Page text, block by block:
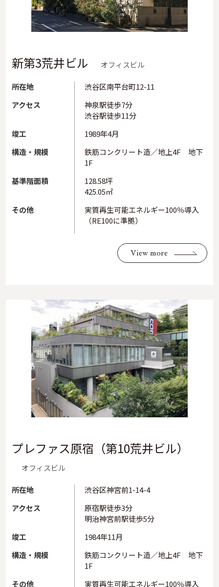
新第3荒井ビル オフィスビル
所在地
渋谷区南平台町12-11
アクセス
神泉駅徒歩7分
渋谷駅徒歩11分
竣工
1989年4月
構造・規模
鉄筋コンクリート造／地上4F 地下
1F
基準階面積
128.58坪
425.05㎡
その他
実質再生可能エネルギー100％導入
（RE100に準拠）
View more
プレファス原宿（第10荒井ビル）
オフィスビル
所在地
渋谷区神宮前1-14-4
アクセス
原宿駅徒歩3分
明治神宮前駅徒歩5分
竣工
1984年11月
構造・規模
鉄筋コンクリート造／地上4F 地下
1F
その他
実質再生可能エネルギー100％導入